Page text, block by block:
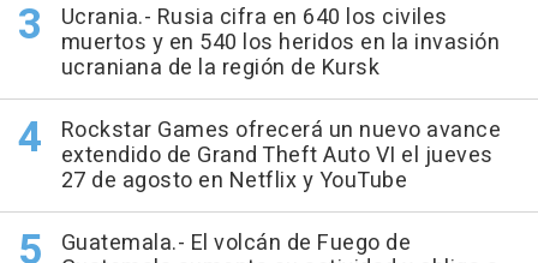
Ucrania.- Rusia cifra en 640 los civiles
muertos y en 540 los heridos en la invasión
ucraniana de la región de Kursk
Rockstar Games ofrecerá un nuevo avance
extendido de Grand Theft Auto VI el jueves
27 de agosto en Netflix y YouTube
Guatemala.- El volcán de Fuego de